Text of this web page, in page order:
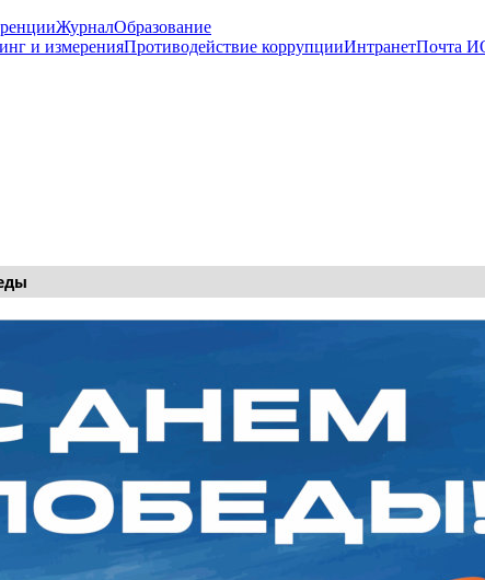
ЖурналОбразование
и измеренияПротиводействие коррупцииИнтранетПочта